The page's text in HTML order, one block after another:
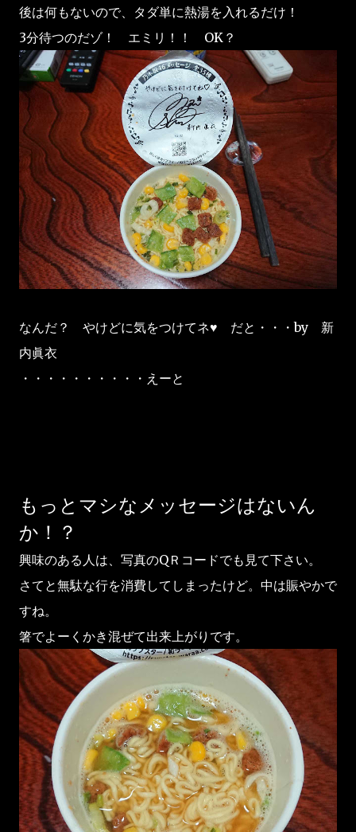
後は何もないので、タダ単に熱湯を入れるだけ！
3分待つのだゾ！ エミリ！！ OK？
なんだ？ やけどに気をつけてネ♥ だと・・・by 新
内眞衣
・・・・・・・・・・えーと
もっとマシなメッセージはないん
か！？
興味のある人は、写真のQＲコードでも見て下さい。
さてと無駄な行を消費してしまったけど。中は賑やかで
すね。
箸でよーくかき混ぜて出来上がりです。